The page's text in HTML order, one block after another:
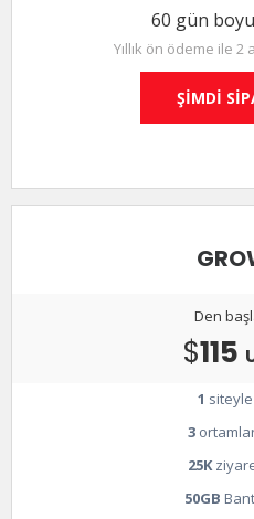
60 gün
Yıllık ön ödeme ile
ŞİMDİ
Den
$115
1
3
25K
50GB